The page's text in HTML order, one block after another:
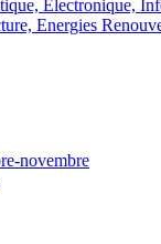
Electronique,
Energies
novembre